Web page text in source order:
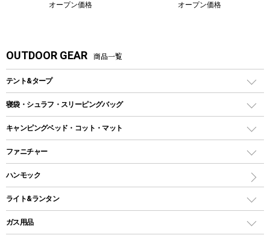
オープン価格
オープン価格
OUTDOOR GEAR 商品一覧
テント&タープ
テント
ツールームテント
ワンポールテント
シェルターテント
ロッジ型・オリジナルテント
寝袋・シュラフ・スリーピングバッグ
レクタングラー型（封筒型）シュラフ
インナーシュラフ
キャンピングベッド・コット・マット
キャンピングベッド・コット
インフレータブルマット
ファニチャー
アウトドアテーブル
レジャーシート
ハンモック
ライト&ランタン
LEDランタン
ガス用品